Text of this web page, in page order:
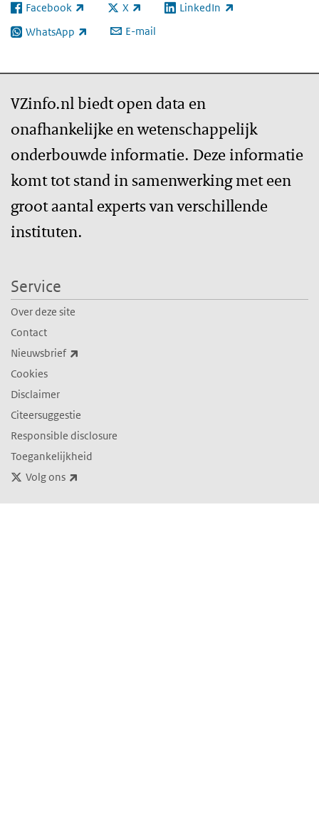
Facebook
(externe link) X
(externe link) LinkedIn
(externe link)
WhatsApp
(externe link) E-mail
VZinfo.nl biedt open data en
onafhankelijke en wetenschappelijk
onderbouwde informatie. Deze informatie
komt tot stand in samenwerking met een
groot aantal experts van verschillende
instituten.
Service
Over deze site
Contact
Nieuwsbrief
Cookies
Disclaimer
Citeersuggestie
Responsible disclosure
Toegankelijkheid
Volg ons